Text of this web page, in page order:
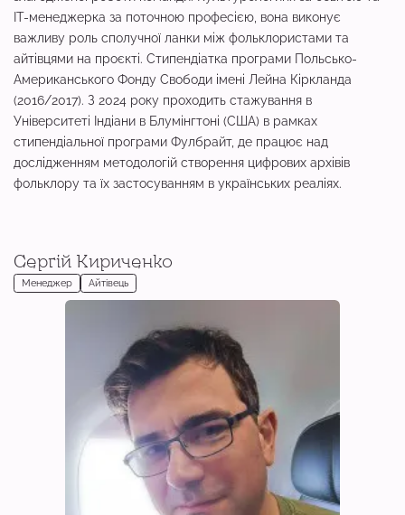
IT-менеджерка за поточною професією, вона виконує
важливу роль сполучної ланки між фольклористами та
айтівцями на проєкті. Стипендіатка програми Польсько-
Американського Фонду Свободи імені Лейна Кіркланда
(2016/2017). З 2024 року проходить стажування в
Університеті Індіани в Блумінгтоні (США) в рамках
стипендіальної програми Фулбрайт, де працює над
дослідженням методологій створення цифрових архівів
фольклору та їх застосуванням в українських реаліях.
Сергій Кириченко
Менеджер Айтівець